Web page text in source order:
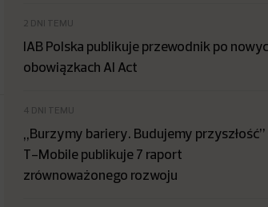
2 DNI TEMU
IAB Polska publikuje przewodnik po
obowiązkach AI Act
4 DNI TEMU
„Burzymy bariery. Budujemy
T-Mobile publikuje 7 raport
zrównoważonego rozwoju